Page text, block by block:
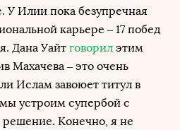
У Илии пока безупречная
карьере – 17 побед
Дана Уайт говорил этим
Махачева – это очень
Ислам завоюет титул в
устроим супербой с
Конечно, я не